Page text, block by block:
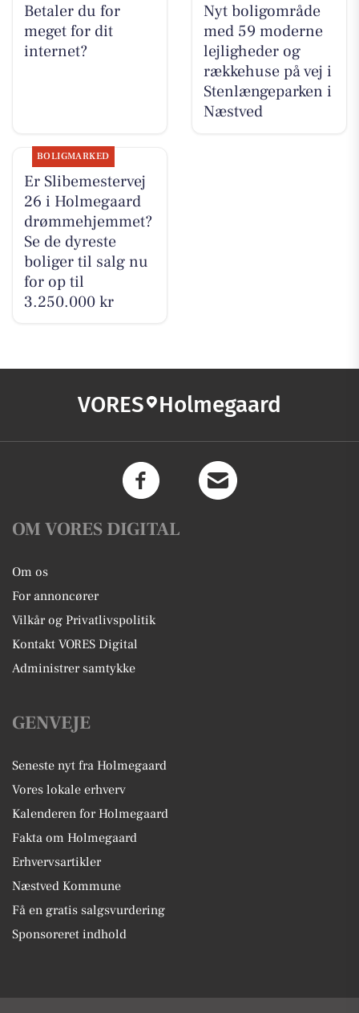
Betaler du for
meget for dit
internet?
Nyt boligområde
med 59 moderne
lejligheder og
rækkehuse på vej i
Stenlængeparken i
Næstved
BOLIGMARKED
Er Slibemestervej
26 i Holmegaard
drømmehjemmet?
Se de dyreste
boliger til salg nu
for op til
3.250.000 kr
VORES Holmegaard
OM VORES DIGITAL
Om os
For annoncører
Vilkår og Privatlivspolitik
Kontakt VORES Digital
Administrer samtykke
GENVEJE
Seneste nyt fra Holmegaard
Vores lokale erhverv
Kalenderen for Holmegaard
Fakta om Holmegaard
Erhvervsartikler
Næstved Kommune
Få en gratis salgsvurdering
Sponsoreret indhold